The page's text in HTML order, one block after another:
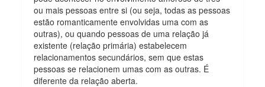
ou mais pessoas entre si (ou seja, todas as pessoas
estão romanticamente envolvidas uma com as
outras), ou quando pessoas de uma relação já
existente (relação primária) estabelecem
relacionamentos secundários, sem que estas
pessoas se relacionem umas com as outras. É
diferente da relação aberta.